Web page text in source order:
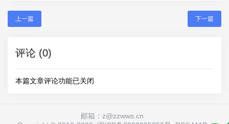
上一篇 下一篇
评论 (0)
本篇文章评论功能已关闭
邮箱：z@zzwws.cn